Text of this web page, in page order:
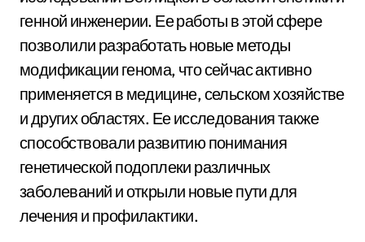
генной инженерии. Ее работы в этой сфере
позволили разработать новые методы
модификации генома, что сейчас активно
применяется в медицине, сельском хозяйстве
и других областях. Ее исследования также
способствовали развитию понимания
генетической подоплеки различных
заболеваний и открыли новые пути для
лечения и профилактики.